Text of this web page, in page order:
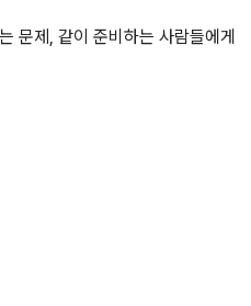
문제, 같이 준비하는 사람들에게